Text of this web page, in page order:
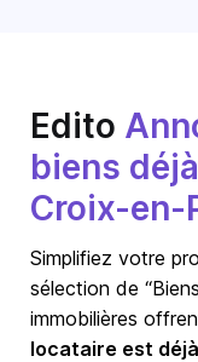
Edito
biens
Croix-en-
Simplifiez votre
sélection de
immobilières
locataire est